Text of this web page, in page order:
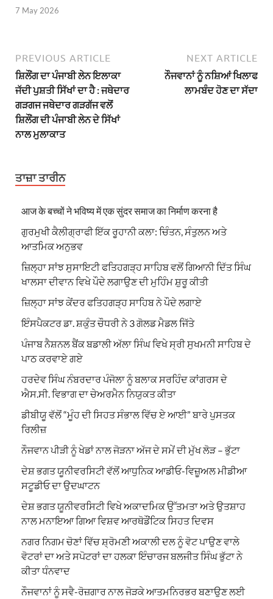
7 May 2026
PREVIOUS ARTICLE
ਸ਼ਿਲੌਂਗ ਦਾ ਪੰਜਾਬੀ ਲੇਨ ਇਲਾਕਾ
ਜੱਦੀ ਪੁਸ਼ਤੀ ਸਿੱਖਾਂ ਦਾ ਹੈ : ਜਥੇਦਾਰ
ਗੜਗਜ ਜਥੇਦਾਰ ਗੜਗੱਜ ਵਲੋਂ
ਸ਼ਿਲੌਂਗ ਦੀ ਪੰਜਾਬੀ ਲੇਨ ਦੇ ਸਿੱਖਾਂ
ਨਾਲ ਮੁਲਾਕਾਤ
NEXT ARTICLE
ਨੌਜਵਾਨਾਂ ਨੂੰ ਨਸ਼ਿਆਂ ਖਿਲਾਫ
ਲਾਮਬੰਦ ਹੋਣ ਦਾ ਸੱਦਾ
ਤਾਜ਼ਾ ਤਾਰੀਨ
आज के बच्चों ने भविष्य में एक सुंदर समाज का निर्माण करना है
ਗੁਰਮੁਖੀ ਕੈਲੀਗ੍ਰਾਫੀ ਇੱਕ ਰੂਹਾਨੀ ਕਲਾ: ਚਿੰਤਨ, ਸੰਤੁਲਨ ਅਤੇ
ਆਤਮਿਕ ਅਨੁਭਵ
ਜ਼ਿਲ੍ਹਾ ਸਾਂਝ ਸੁਸਾਇਟੀ ਫਤਿਹਗੜ੍ਹ ਸਾਹਿਬ ਵਲੋਂ ਗਿਆਨੀ ਦਿੱਤ ਸਿੰਘ
ਖਾਲਸਾ ਦੀਵਾਨ ਵਿਖੇ ਪੌਦੇ ਲਗਾਉਣ ਦੀ ਮੁਹਿੰਮ ਸ਼ੁਰੂ ਕੀਤੀ
ਜ਼ਿਲ੍ਹਾ ਸਾਂਝ ਕੇਂਦਰ ਫਤਿਹਗੜ੍ਹ ਸਾਹਿਬ ਨੇ ਪੌਦੇ ਲਗਾਏ
ਇੰਸਪੈਕਟਰ ਡਾ. ਸ਼ਕੁੰਤ ਚੌਧਰੀ ਨੇ 3 ਗੋਲਡ ਮੈਡਲ ਜਿੱਤੇ
ਪੰਜਾਬ ਨੈਸ਼ਨਲ ਬੈਂਕ ਬਡਾਲੀ ਅੱਲਾ ਸਿੰਘ ਵਿਖੇ ਸ੍ਰੀ ਸੁਖਮਨੀ ਸਾਹਿਬ ਦੇ
ਪਾਠ ਕਰਵਾਏ ਗਏ
ਹਰਦੇਵ ਸਿੰਘ ਨੰਬਰਦਾਰ ਪੰਜੋਲਾ ਨੂੰ ਬਲਾਕ ਸਰਹਿੰਦ ਕਾਂਗਰਸ ਦੇ
ਐਸ.ਸੀ. ਵਿਭਾਗ ਦਾ ਚੇਅਰਮੈਨ ਨਿਯੁਕਤ ਕੀਤਾ
ਡੀਬੀਯੂ ਵੱਲੋਂ “ਮੂੰਹ ਦੀ ਸਿਹਤ ਸੰਭਾਲ ਵਿੱਚ ਏ ਆਈ” ਬਾਰੇ ਪੁਸਤਕ
ਰਿਲੀਜ਼
ਨੌਜਵਾਨ ਪੀੜੀ ਨੂੰ ਖੇਡਾਂ ਨਾਲ ਜੋੜਨਾ ਅੱਜ ਦੇ ਸਮੇਂ ਦੀ ਮੁੱਖ ਲੋੜ – ਭੁੱਟਾ
ਦੇਸ਼ ਭਗਤ ਯੂਨੀਵਰਸਿਟੀ ਵੱਲੋਂ ਆਧੁਨਿਕ ਆਡੀਓ-ਵਿਜ਼ੂਅਲ ਮੀਡੀਆ
ਸਟੂਡੀਓ ਦਾ ਉਦਘਾਟਨ
ਦੇਸ਼ ਭਗਤ ਯੂਨੀਵਰਸਿਟੀ ਵਿਖੇ ਅਕਾਦਮਿਕ ਉੱਤਮਤਾ ਅਤੇ ਉਤਸ਼ਾਹ
ਨਾਲ ਮਨਾਇਆ ਗਿਆ ਵਿਸ਼ਵ ਆਰਥੋਡੌਂਟਿਕ ਸਿਹਤ ਦਿਵਸ
ਨਗਰ ਨਿਗਮ ਚੋਣਾਂ ਵਿੱਚ ਸ਼੍ਰੋਮਣੀ ਅਕਾਲੀ ਦਲ ਨੂੰ ਵੋਟ ਪਾਉਣ ਵਾਲੇ
ਵੋਟਰਾਂ ਦਾ ਅਤੇ ਸਪੋਟਰਾਂ ਦਾ ਹਲਕਾ ਇੰਚਾਰਜ ਬਲਜੀਤ ਸਿੰਘ ਭੁੱਟਾ ਨੇ
ਕੀਤਾ ਧੰਨਵਾਦ
ਨੌਜਵਾਨਾਂ ਨੂੰ ਸਵੈ-ਰੋਜ਼ਗਾਰ ਨਾਲ ਜੋੜਕੇ ਆਤਮਨਿਰਭਰ ਬਣਾਉਣ ਲਈ